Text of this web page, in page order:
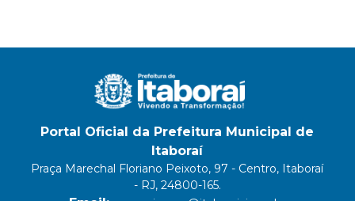
Portal Oficial da Prefeitura Municipal de
Itaboraí
Praça Marechal Floriano Peixoto, 97 - Centro, Itaboraí
- RJ, 24800-165.